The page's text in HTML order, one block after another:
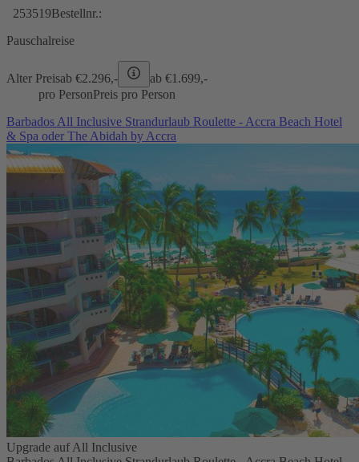
253519Bestellnr.:
Pauschalreise
Alter Preisab €2.296,- ab €1.699,-
pro PersonPreis pro Person
Barbados All Inclusive Strandurlaub Roulette - Accra Beach Hotel
& Spa oder The Abidah by Accra
Upgrade auf All Inclusive